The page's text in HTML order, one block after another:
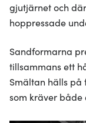
gjutjärnet och
hoppressade
Sandformarna
tillsammans ett
Smältan hälls
som kräver både